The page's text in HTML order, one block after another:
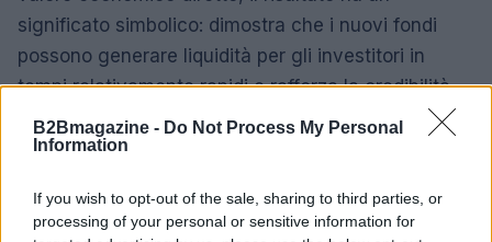
B2Bmagazine - Do Not Process My Personal
Information
If you wish to opt-out of the sale, sharing to third parties, or
processing of your personal or sensitive information for
significato simbolico: dimostra che i nuovi fondi
possono generare liquidità per gli investitori in
tempi relativamente rapidi e rafforza la credibilità
della strategia perseguita dal gruppo.
dettagli sulla valutazione dell’operazione, gli
investitori dovranno basarsi sui parametri